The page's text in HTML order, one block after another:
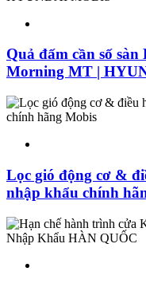
Quả đấm cần số
Morning MT |
Lọc gió động cơ &
nhập khẩu chính